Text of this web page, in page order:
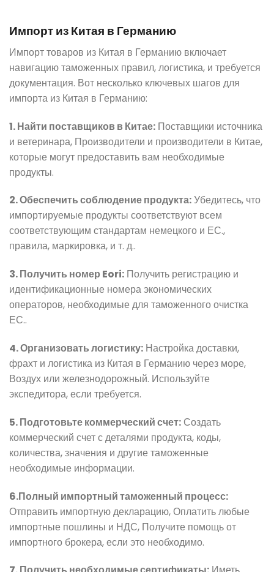
Импорт из Китая в Германию
Импорт товаров из Китая в Германию включает
навигацию таможенных правил, логистика, и требуется
документация. Вот несколько ключевых шагов для
импорта из Китая в Германию:
1. Найти поставщиков в Китае: Поставщики источника
и ветеринара, Производители и производители в Китае,
которые могут предоставить вам необходимые
продукты.
2. Обеспечить соблюдение продукта:Убедитесь, что
импортируемые продукты соответствуют всем
соответствующим стандартам немецкого и ЕС.,
правила, маркировка, и т. д..
3. Получить номер Eori: Получить регистрацию и
идентификационные номера экономических
операторов, необходимые для таможенного очистка
ЕС..
4. Организовать логистику: Настройка доставки,
фрахт и логистика из Китая в Германию через море,
Воздух или железнодорожный. Используйте
экспедитора, если требуется.
5. Подготовьте коммерческий счет: Создать
коммерческий счет с деталями продукта, коды,
количества, значения и другие таможенные
необходимые информации.
6.Полный импортный таможенный процесс:
Отправить импортную декларацию, Оплатить любые
импортные пошлины и НДС, Получите помощь от
импортного брокера, если это необходимо.